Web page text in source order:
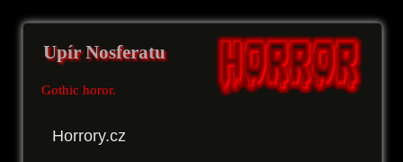
Upír Nosferatu
Gothic horor.
Horrory.cz